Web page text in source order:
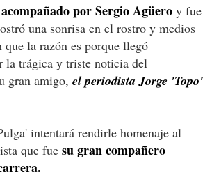
por Sergio Agüero y fue
una sonrisa en el rostro y medios
que la razón es porque llegó
la trágica y triste noticia del
gran amigo, el periodista Jorge 'Topo'
intentará rendirle homenaje al
que fue su gran compañero